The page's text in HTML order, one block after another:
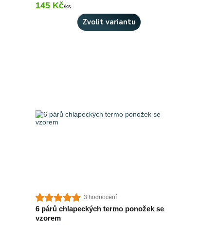
145 Kč/ks
Zvolit variantu
3 hodnocení
6 párů chlapeckých termo ponožek se
vzorem